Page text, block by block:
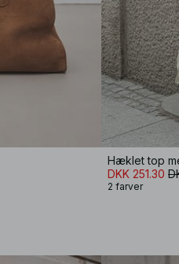
Hæklet top
DKK 251.30
2 farver